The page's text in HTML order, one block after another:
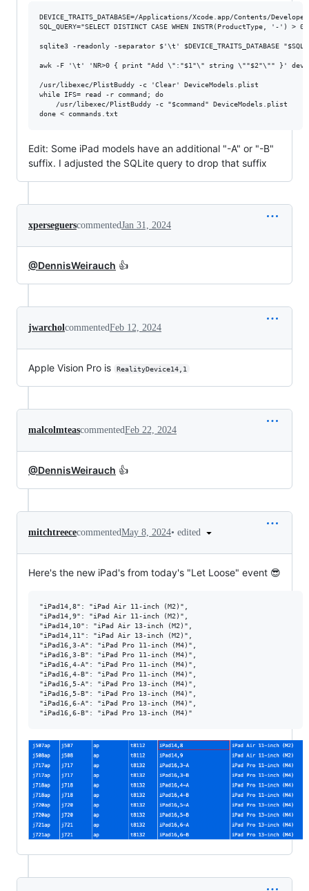
DEVICE_TRAITS_DATABASE=/Applications/Xcode.app/Contents/
SQL_QUERY="SELECT DISTINCT CASE WHEN INSTR(ProductType,
sqlite3 -readonly -separator $'\t' $DEVICE_TRAITS_DATABASE
awk -F '\t' 'NR>0 { print "Add \":"$1"\" string \""$2"\"" }'
/usr/libexec/PlistBuddy -c 'Clear' DeviceModels.plist
while IFS= read -r command; do
    /usr/libexec/PlistBuddy -c "$command" DeviceModels.plist
Edit: Some iPad models have an additional "-A" or "-B"
suffix. I adjusted the SQLite query to drop that suffix
xperseguerscommentedJan 31, 2024
@DennisWeirauch 👍
jwarcholcommentedFeb 12, 2024
Apple Vision Pro is RealityDevice14,1
malcolmteascommentedFeb 22, 2024
@DennisWeirauch 👍
mitchtreececommentedMay 8, 2024• edited
Here's the new iPad's from today's "Let Loose" event 😎
"iPad14,8": "iPad Air 11-inch (M2)",
"iPad14,9": "iPad Air 11-inch (M2)",
"iPad14,10": "iPad Air 13-inch (M2)",
"iPad14,11": "iPad Air 13-inch (M2)",
"iPad16,3-A": "iPad Pro 11-inch (M4)",
"iPad16,3-B": "iPad Pro 11-inch (M4)",
"iPad16,4-A": "iPad Pro 11-inch (M4)",
"iPad16,4-B": "iPad Pro 11-inch (M4)",
"iPad16,5-A": "iPad Pro 13-inch (M4)",
"iPad16,5-B": "iPad Pro 13-inch (M4)",
"iPad16,6-A": "iPad Pro 13-inch (M4)",